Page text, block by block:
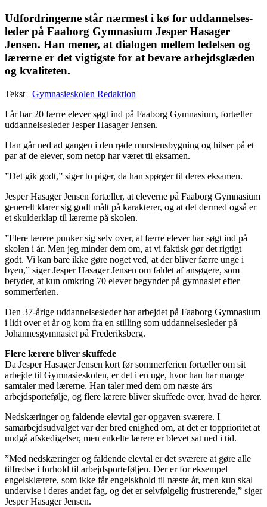
Udfordringerne står ­nærmest i kø for uddannelses­
leder på Faaborg Gymnasium ­Jesper Hasager
Jensen. Han mener, at dialogen mellem ledelsen og
lærerne er det vigtigste for at bevare arbejdsglæden
og ­kvaliteten.
Tekst_ Gymnasieskolen Redaktion
I år har 20 færre elever søgt ind på Faaborg Gymnasium, fortæller
uddannelsesleder Jesper Hasager Jensen.
Han går ned ad gangen i den røde murstens­bygning og hilser på et
par af de elever, som netop har været til eksamen.
”Det gik godt,” siger to piger, da han spørger til deres eksamen.
Jesper Hasager Jensen fortæller, at eleverne på Faaborg Gymnasium
generelt klarer sig godt målt på karakterer, og at det dermed også er
et skulder­klap til lærerne på skolen.
”Flere lærere punker sig selv over, at færre ­elever har søgt ind på
skolen i år. Men jeg minder dem om, at vi faktisk gør det rigtigt
godt. Vi kan bare ikke gøre noget ved, at der bliver færre unge i
byen,” siger Jesper Hasager Jensen om faldet af ansøgere, som
betyder, at kun omkring 70 elever begynder på gymnasiet efter
sommerferien.
Den 37-årige uddannelsesleder har arbejdet på Faaborg Gymnasium
i lidt over et år og kom fra en stilling som uddannelsesleder på
Johannesgymnasiet på Frederiksberg.
Flere lærere bliver skuffede
Da Jesper Hasager Jensen kort før sommerferien fortæller om sit
arbejde til Gymnasieskolen, er det i en uge, hvor han har mange
samtaler med lærerne. Han taler med dem om næste års
arbejdsportefølje, og flere lærere bliver skuffede over, hvad de hører.
Nedskæringer og faldende elevtal gør opgaven sværere. I
samarbejdsudvalget var der bred enighed om, at det er topprioritet at
undgå afskedigelser, men enkelte lærere er blevet sat ned i tid.
”Med nedskæringer og faldende elevtal er det sværere at gøre alle
tilfredse i forhold til arbejdsporteføljen. Der er for eksempel
engelsklærere, som ikke får engelskhold til næste år, men kun skal
undervise i deres andet fag, og det er selvfølgelig frustrerende,” siger
Jesper Hasager Jensen.